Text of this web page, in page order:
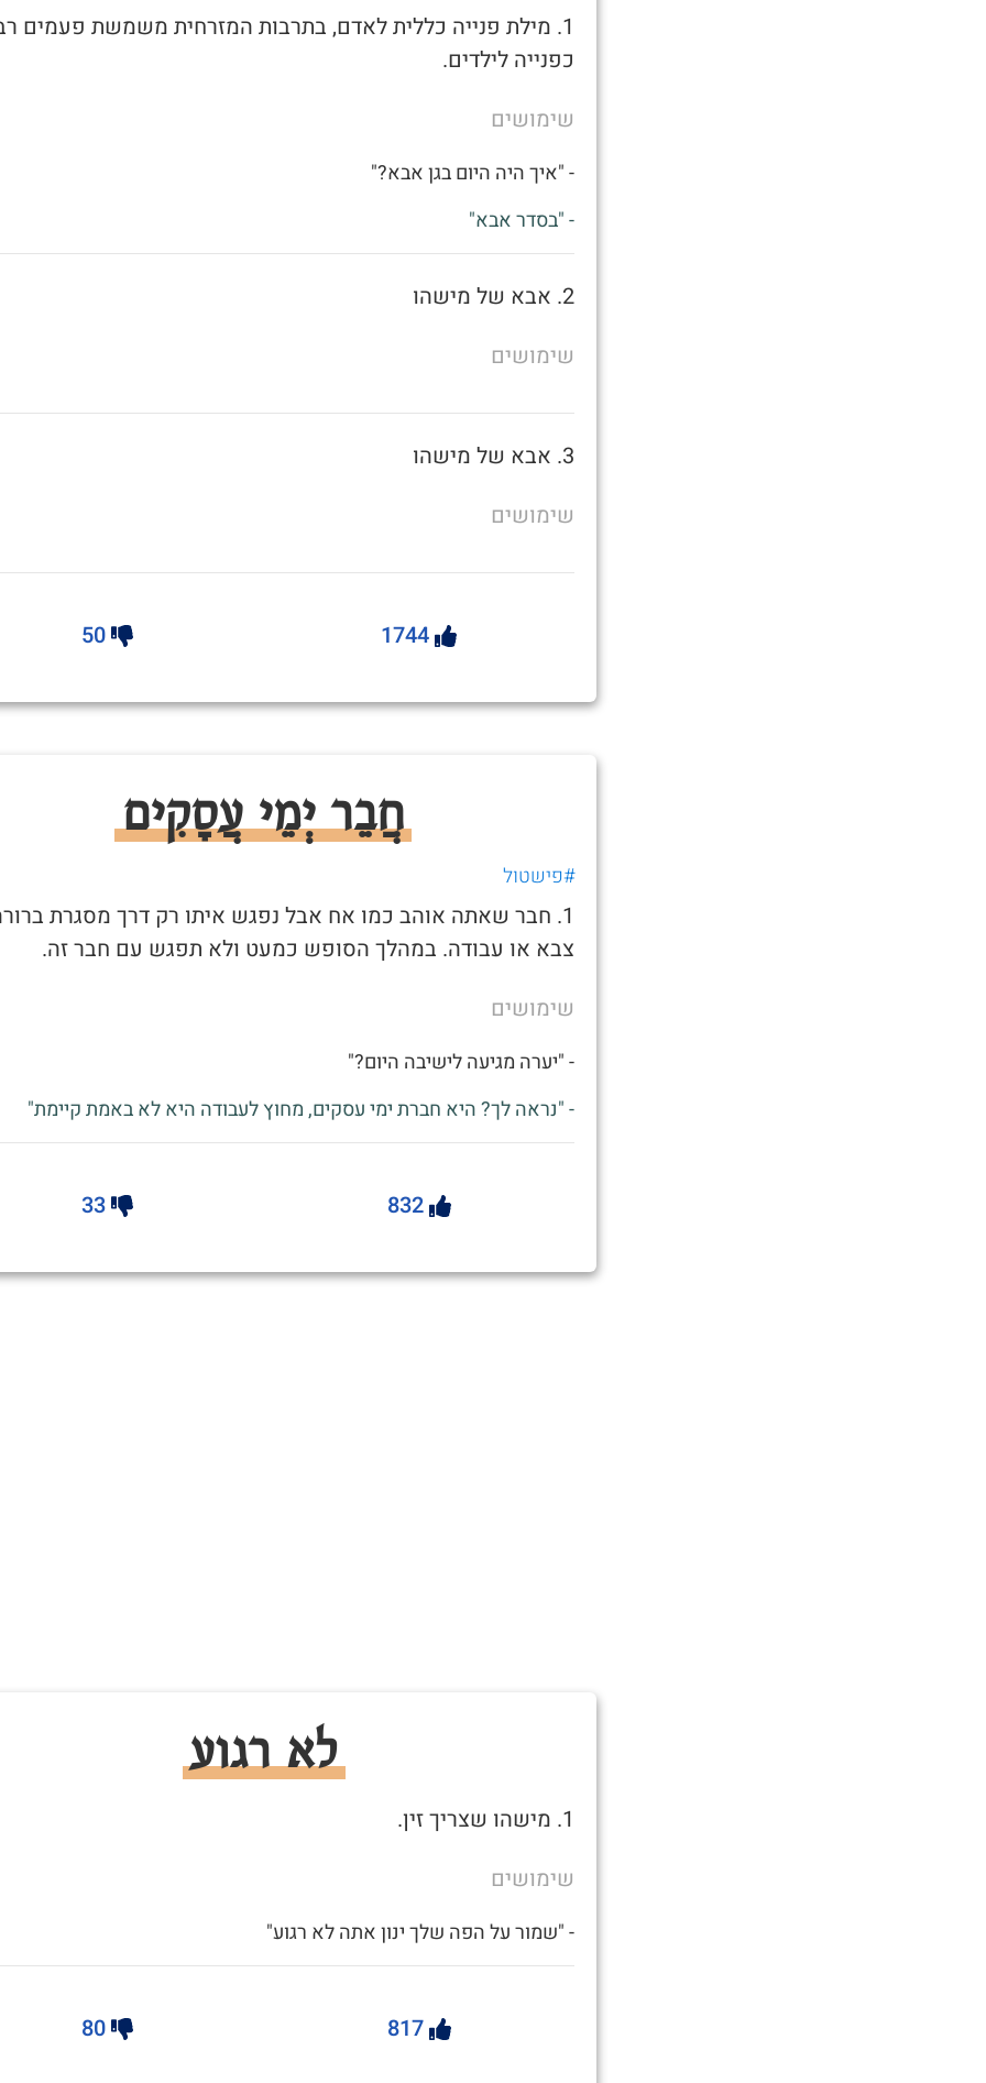
1. מילת פנייה כללית לאדם, בתרבות המזרחית משמשת פעמים
כפנייה לילדים.
שימושים
- "איך היה היום בגן אבא?"
- "בסדר אבא"
2. אבא של מישהו
שימושים
3. אבא של מישהו
שימושים
1744
50
חֲבֵר יְמֵי עֲסָקִים
#פישטול
1. חבר שאתה אוהב כמו אח אבל נפגש איתו רק דרך מסגרת
צבא או עבודה. במהלך הסופש כמעט ולא תפגש עם חבר זה.
שימושים
- "יערה מגיעה לישיבה היום?"
- "נראה לך? היא חברת ימי עסקים, מחוץ לעבודה היא לא באמת קיימת"
832
33
לא רגוע
1. מישהו שצריך זין.
שימושים
- "שמור על הפה שלך ינון אתה לא רגוע"
817
80